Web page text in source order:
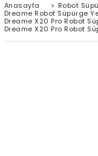
Anasayfa > Robot
Dreame Robot Süpürge
Dreame X20 Pro Robot
Dreame X20 Pro Robot